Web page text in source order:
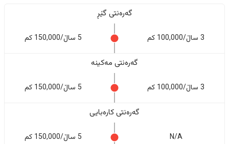
گەرەنتی گێڕ
3 ساڵ/100,000 کم 5 ساڵ/150,000 کم
گەرەنتی مەکینە
3 ساڵ/100,000 کم 5 ساڵ/150,000 کم
گەرەنتی کارەبایی
N/A 5 ساڵ/150,000 کم